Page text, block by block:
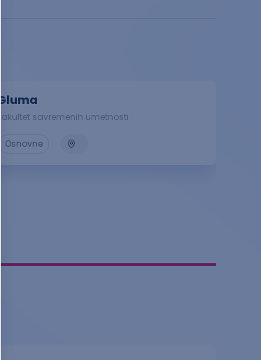
Gluma
Fakultet savremenih umetnosti
Osnovne